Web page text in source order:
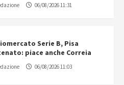
06/08/2026 11:31
Serie B, Pisa
piace anche Correia
06/08/2026 11:03